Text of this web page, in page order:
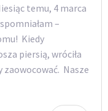
temu, 4 marca
–
Kiedy
piersią, wróciła
zaowocować. Nasze